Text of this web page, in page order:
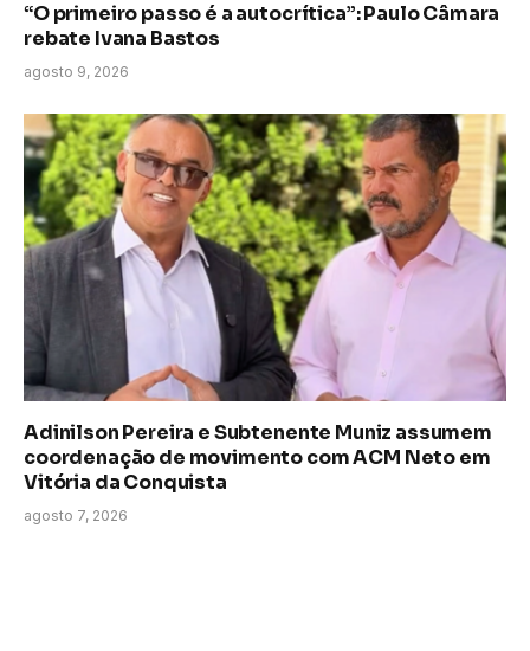
“O primeiro passo é a autocrítica”: Paulo Câmara
rebate Ivana Bastos
agosto 9, 2026
Adinilson Pereira e Subtenente Muniz assumem
coordenação de movimento com ACM Neto em
Vitória da Conquista
agosto 7, 2026